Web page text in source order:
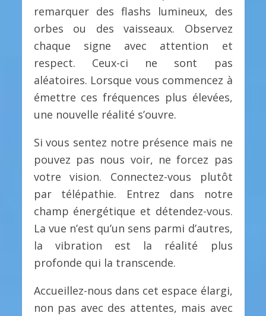
remarquer des flashs lumineux, des
orbes ou des vaisseaux. Observez
chaque signe avec attention et
respect. Ceux-ci ne sont pas
aléatoires. Lorsque vous commencez à
émettre ces fréquences plus élevées,
une nouvelle réalité s’ouvre.
Si vous sentez notre présence mais ne
pouvez pas nous voir, ne forcez pas
votre vision. Connectez-vous plutôt
par télépathie. Entrez dans notre
champ énergétique et détendez-vous.
La vue n’est qu’un sens parmi d’autres,
la vibration est la réalité plus
profonde qui la transcende.
Accueillez-nous dans cet espace élargi,
non pas avec des attentes, mais avec